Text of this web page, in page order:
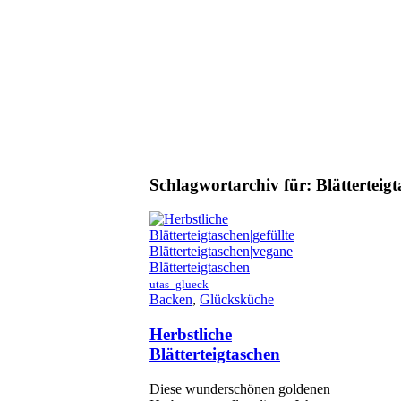
Schlagwortarchiv für:
utas_glueck
Backen, Glücksküche
Herbstliche
Blätterteigtaschen
Diese wunderschönen goldenen